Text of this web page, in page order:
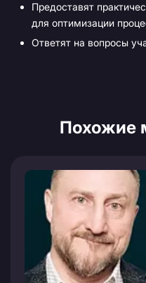
Предоставят
для оптимизации
Ответят на вопросы
Похожие